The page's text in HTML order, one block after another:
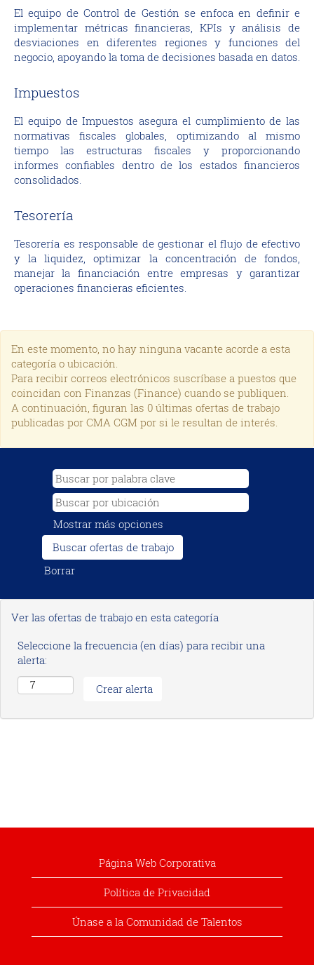
El equipo de Control de Gestión se enfoca en definir e
implementar métricas financieras, KPIs y análisis de
desviaciones en diferentes regiones y funciones del
negocio, apoyando la toma de decisiones basada en datos.
Impuestos
El equipo de Impuestos asegura el cumplimiento de las
normativas fiscales globales, optimizando al mismo
tiempo las estructuras fiscales y proporcionando
informes confiables dentro de los estados financieros
consolidados.
Tesorería
Tesorería es responsable de gestionar el flujo de efectivo
y la liquidez, optimizar la concentración de fondos,
manejar la financiación entre empresas y garantizar
operaciones financieras eficientes.
En este momento, no hay ninguna vacante acorde a esta
categoría o ubicación.
Para recibir correos electrónicos suscríbase a puestos que
coincidan con Finanzas (Finance) cuando se publiquen.
A continuación, figuran las 0 últimas ofertas de trabajo
publicadas por CMA CGM por si le resultan de interés.
Mostrar más opciones
Borrar
Ver las ofertas de trabajo en esta categoría
Seleccione la frecuencia (en días) para recibir una
alerta:
Página Web Corporativa
Política de Privacidad
Únase a la Comunidad de Talentos